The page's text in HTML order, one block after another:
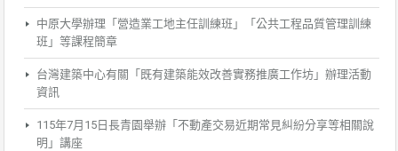
中原大學辦理「營造業工地主任訓練班」「公共工程品質管理訓練
班」等課程簡章
台灣建築中心有關「既有建築能效改善實務推廣工作坊」辦理活動
資訊
115年7月15日長青園舉辦「不動產交易近期常見糾紛分享等相關說
明」講座